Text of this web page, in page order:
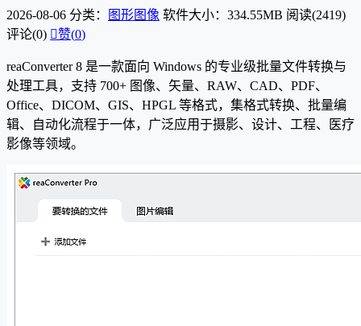
2026-08-06 分类： 图形图像 软件大小：334.55MB 阅读(2419)
评论(0) 赞(0)
reaConverter 8 是一款面向 Windows 的专业级批量文件转换与
处理工具，支持 700+ 图像、矢量、RAW、CAD、PDF、
Office、DICOM、GIS、HPGL 等格式，集格式转换、批量编
辑、自动化流程于一体，广泛应用于摄影、设计、工程、医疗
影像等领域。